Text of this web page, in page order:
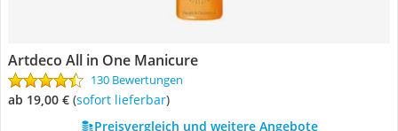
Artdeco All in One Manicure
130 Bewertungen
ab 19,00 € ( Sofort lieferbar)
Preisvergleich und weitere Angebote